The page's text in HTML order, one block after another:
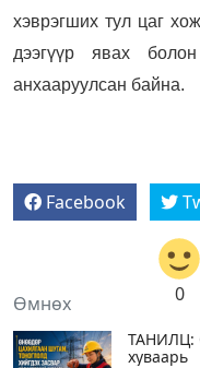
хэврэгших тул цаг
дээгүүр явах
анхааруулсан байна.
Facebook
0
Өмнөх
ТАНИЛЦ:
хуваарь